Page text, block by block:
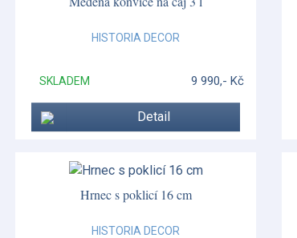
HISTORIA DECOR
SKLADEM 9 990,- Kč
Detail
Hrnec s poklicí 16 cm
HISTORIA DECOR